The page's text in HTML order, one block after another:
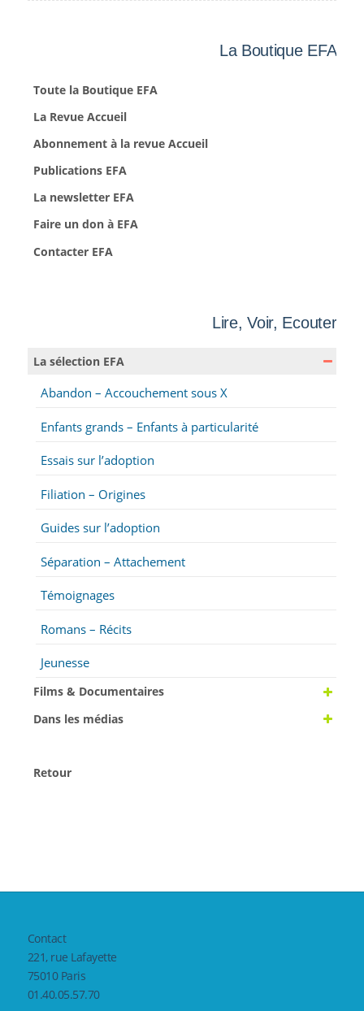
La Boutique EFA
Toute la Boutique EFA
La Revue Accueil
Abonnement à la revue Accueil
Publications EFA
La newsletter EFA
Faire un don à EFA
Contacter EFA
Lire, Voir, Ecouter
La sélection EFA
Abandon – Accouchement sous X
Enfants grands – Enfants à particularité
Essais sur l’adoption
Filiation – Origines
Guides sur l’adoption
Séparation – Attachement
Témoignages
Romans – Récits
Jeunesse
Films & Documentaires
Dans les médias
Retour
Contact
221, rue Lafayette
75010 Paris
01.40.05.57.70